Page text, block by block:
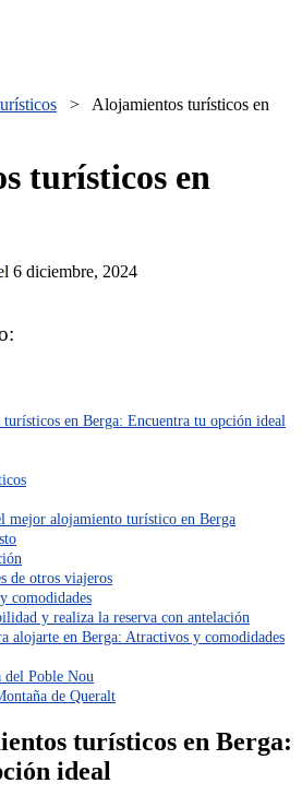
> Alojamientos turísticos en
turísticos en
6 diciembre, 2024
en Berga: Encuentra tu opción ideal
mejor alojamiento turístico en Berga
de otros viajeros
comodidades
y realiza la reserva con antelación
alojarte en Berga: Atractivos y comodidades
del Poble Nou
de Queralt
turísticos en Berga:
ideal